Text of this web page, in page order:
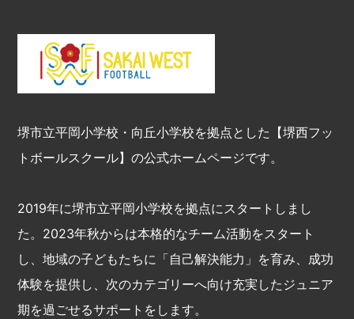
堺市立平岡小学校・向丘小学校を拠点とした【堺西フッ
トボールスクール】の公式ホームページです。
2019年に堺市立平岡小学校を拠点にスタートしまし
た。2023年秋からは本格的なチーム活動をスタート
し、地域の子どもたちに「自己解決能力」を育み、成功
体験を提供し、次のカテゴリーへ向け充実したジュニア
期を過ごせるサポートをします。